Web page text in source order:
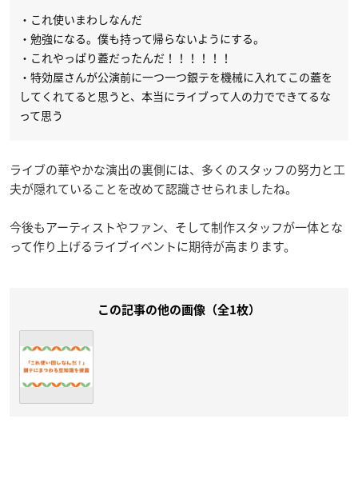
・これ使いまわしなんだ
・勉強になる。僕も持って帰らないようにする。
・これやっぱり蓋だったんだ！！！！！！
・特効屋さんが公演前に一つ一つ銀テを機械に入れてこの蓋を
してくれてると思うと、本当にライブって人の力でできてるな
って思う
ライブの華やかな演出の裏側には、多くのスタッフの努力と工
夫が隠れていることを改めて認識させられましたね。
今後もアーティストやファン、そして制作スタッフが一体とな
って作り上げるライブイベントに期待が高まります。
この記事の他の画像（全1枚）